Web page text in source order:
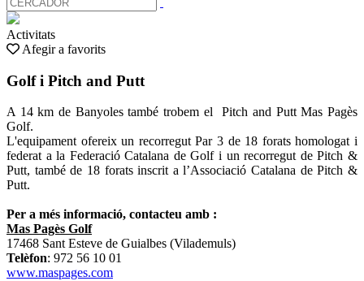
Activitats
Afegir a favorits
Golf i Pitch and Putt
A 14 km de Banyoles també trobem el Pitch and Putt Mas Pagès
Golf.
L'equipament ofereix un recorregut Par 3 de 18 forats homologat i
federat a la Federació Catalana de Golf i un recorregut de Pitch &
Putt, també de 18 forats inscrit a l’Associació Catalana de Pitch &
Putt.
Per a més informació, contacteu amb :
Mas Pagès Golf
17468 Sant Esteve de Guialbes (Vilademuls)
Telèfon: 972 56 10 01
www.maspages.com